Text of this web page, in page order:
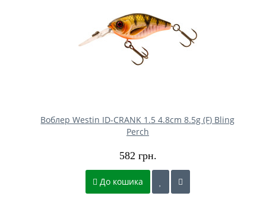
Воблер Westin ID-CRANK 1.5 4.8cm 8.5g (F) Bling
Perch
582 грн.
До кошика